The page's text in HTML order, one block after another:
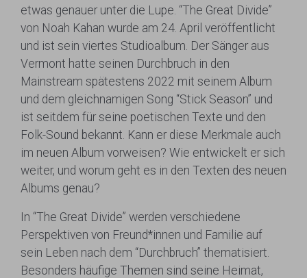
etwas genauer unter die Lupe. “The Great Divide”
von Noah Kahan wurde am 24. April veröffentlicht
und ist sein viertes Studioalbum. Der Sänger aus
Vermont hatte seinen Durchbruch in den
Mainstream spätestens 2022 mit seinem Album
und dem gleichnamigen Song “Stick Season” und
ist seitdem für seine poetischen Texte und den
Folk-Sound bekannt. Kann er diese Merkmale auch
im neuen Album vorweisen? Wie entwickelt er sich
weiter, und worum geht es in den Texten des neuen
Albums genau?
In “The Great Divide” werden verschiedene
Perspektiven von Freund*innen und Familie auf
sein Leben nach dem “Durchbruch” thematisiert.
Besonders häufige Themen sind seine Heimat,